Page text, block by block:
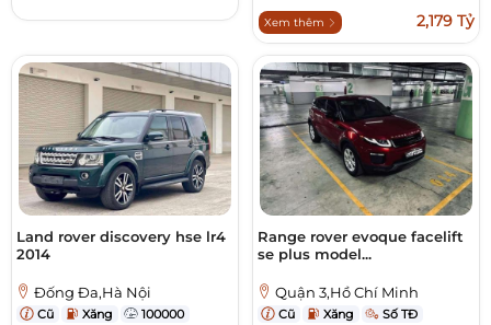
Xem thêm 2,179 Tỷ
Land rover discovery hse lr4
2014
Đống Đa,Hà Nội
Cũ Xăng
100000
Range rover evoque facelift
se plus model...
Quận 3,Hồ Chí Minh
Cũ Xăng Số TĐ